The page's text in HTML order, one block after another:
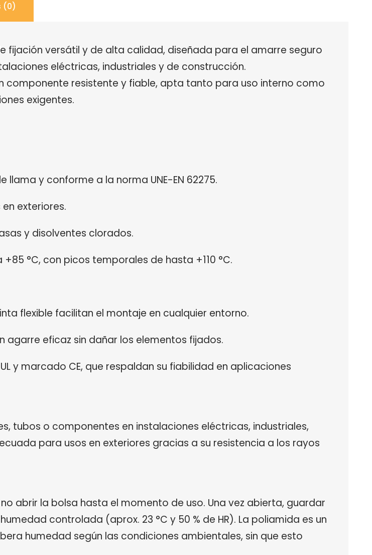
(0)
fijación versátil y de alta calidad, diseñada para el amarre seguro
eléctricas, industriales y de construcción.
componente resistente y fiable, apta tanto para uso interno como
exigentes.
y conforme a la norma UNE-EN 62275.
exteriores.
y disolventes clorados.
°C, con picos temporales de hasta +110 °C.
flexible facilitan el montaje en cualquier entorno.
agarre eficaz sin dañar los elementos fijados.
y marcado CE, que respaldan su fiabilidad en aplicaciones
tubos o componentes en instalaciones eléctricas, industriales,
para usos en exteriores gracias a su resistencia a los rayos
abrir la bolsa hasta el momento de uso. Una vez abierta, guardar
controlada (aprox. 23 °C y 50 % de HR). La poliamida es un
humedad según las condiciones ambientales, sin que esto